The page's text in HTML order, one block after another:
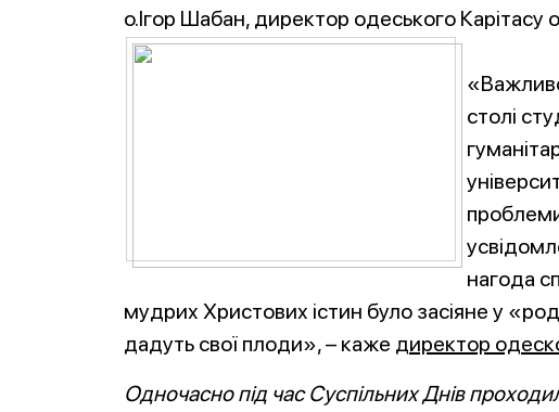
о.Ігор Шабан, директор одеського Карітасу
столі
нагода
мудрих Христових істин було засіяне у
дадуть свої плоди», – каже директор
Одночасно під час Суспільних Днів